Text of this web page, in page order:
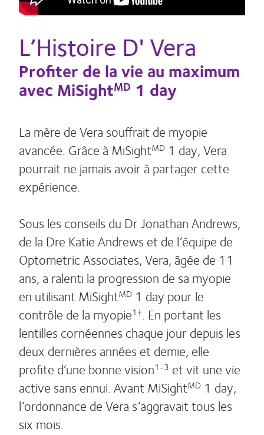
L’Histoire D' Vera
Profiter de la vie au maximum
avec MiSightMD 1 day
La mère de Vera souffrait de myopie
avancée. Grâce à MiSightMD 1 day, Vera
pourrait ne jamais avoir à partager cette
expérience.
Sous les conseils du Dr Jonathan Andrews,
de la Dre Katie Andrews et de l’équipe de
Optometric Associates, Vera, âgée de 11
ans, a ralenti la progression de sa myopie
en utilisant MiSightMD 1 day pour le
contrôle de la myopie1†. En portant les
lentilles cornéennes chaque jour depuis les
deux dernières années et demie, elle
profite d’une bonne vision1-3 et vit une vie
active sans ennui. Avant MiSightMD 1 day,
l’ordonnance de Vera s’aggravait tous les
six mois.